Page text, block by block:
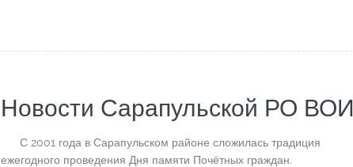
Новости Сарапульской РО ВОИ
С 2001 года в Сарапульском районе сложилась традиция
ежегодного проведения Дня памяти Почётных граждан.